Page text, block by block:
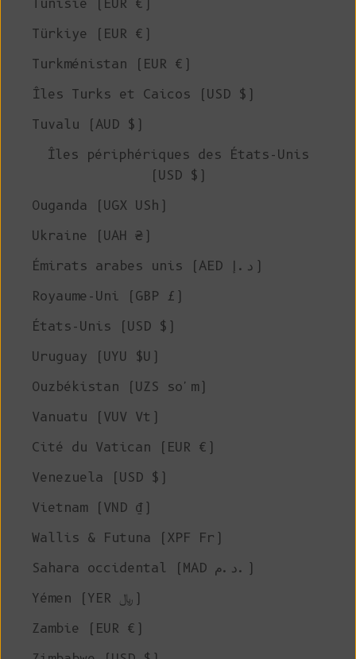
Tunisie (EUR €)
Türkiye (EUR €)
Turkménistan (EUR €)
Îles Turks et Caicos (USD $)
Tuvalu (AUD $)
Îles périphériques des États-Unis
(USD $)
Ouganda (UGX USh)
Ukraine (UAH ₴)
Émirats arabes unis (AED د.إ)
Royaume-Uni (GBP £)
États-Unis (USD $)
Uruguay (UYU $U)
Ouzbékistan (UZS so'm)
Vanuatu (VUV Vt)
Cité du Vatican (EUR €)
Venezuela (USD $)
Vietnam (VND ₫)
Wallis & Futuna (XPF Fr)
Sahara occidental (MAD د.م.)
Yémen (YER ﷼)
Zambie (EUR €)